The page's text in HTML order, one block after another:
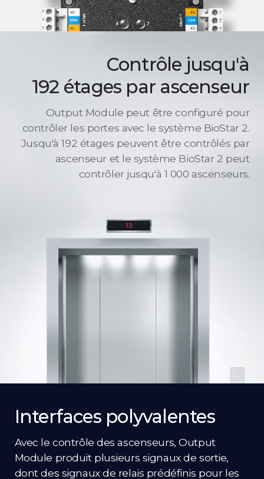
Contrôle jusqu'à
192 étages par ascenseur
Output Module peut être configuré pour
contrôler les portes avec le système BioStar 2.
Jusqu'à 192 étages peuvent être contrôlés par
ascenseur et le système BioStar 2 peut
contrôler jusqu'à 1 000 ascenseurs.
Interfaces polyvalentes
Avec le contrôle des ascenseurs, Output
Module produit plusieurs signaux de sortie,
dont des signaux de relais prédéfinis pour les